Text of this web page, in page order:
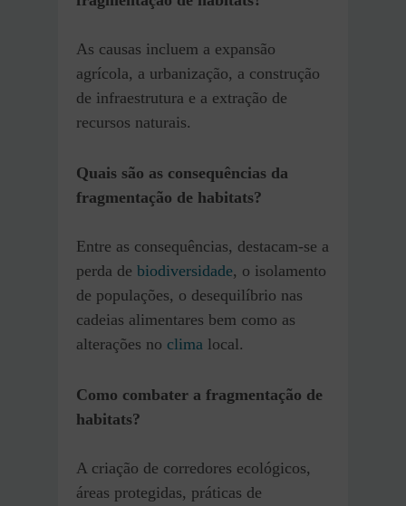
As causas incluem a expansão
agrícola, a urbanização, a construção
de infraestrutura e a extração de
recursos naturais.
Quais são as consequências da
fragmentação de habitats?
Entre as consequências, destacam-se a
perda de biodiversidade, o isolamento
de populações, o desequilíbrio nas
cadeias alimentares bem como as
alterações no clima local.
Como combater a fragmentação de
habitats?
A criação de corredores ecológicos,
áreas protegidas, práticas de